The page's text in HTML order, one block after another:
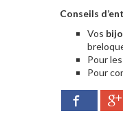
Conseils
Vos
Pour
Pour